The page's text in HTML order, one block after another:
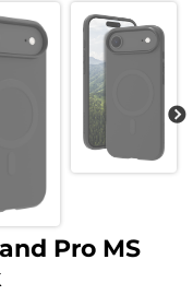
Pro MS